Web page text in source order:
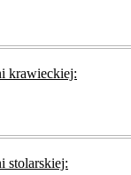
krawieckiej:
stolarskiej: